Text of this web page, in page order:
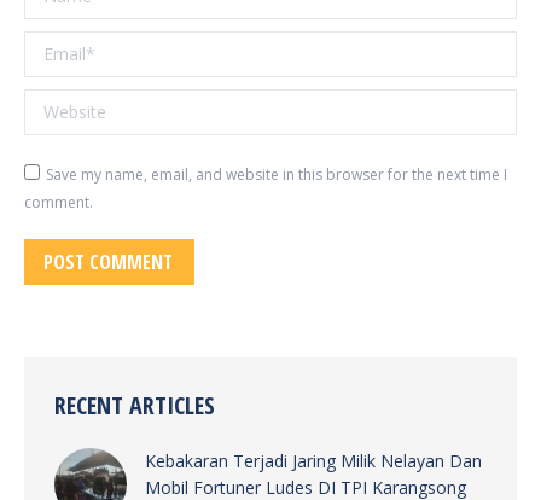
Email *
Website
Save my name, email, and website in this browser for the next time I
comment.
POST COMMENT
RECENT ARTICLES
Kebakaran Terjadi Jaring Milik Nelayan Dan
Mobil Fortuner Ludes DI TPI Karangsong